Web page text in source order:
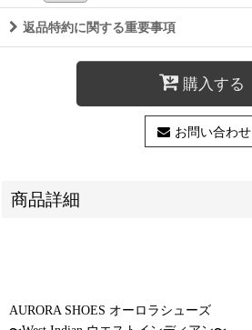
返品特約に関する重要事項
購入する
お問い合わせ
商品詳細
AURORA SHOES オーロラシューズ